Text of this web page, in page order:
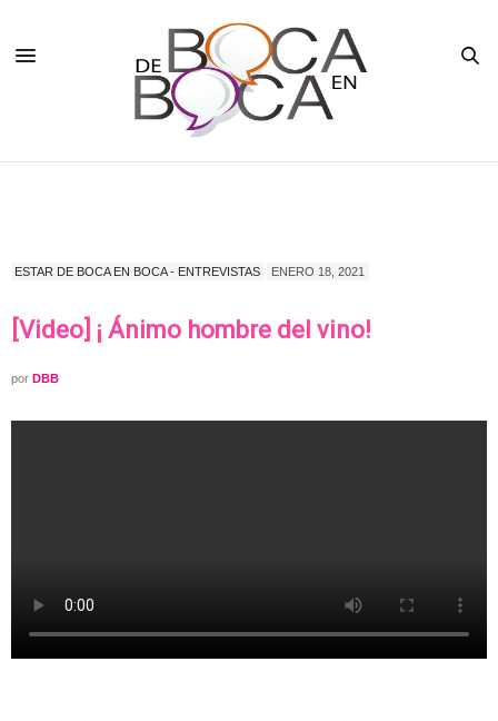
ESTAR DE BOCA EN BOCA - ENTREVISTAS ENERO 18, 2021
[Video] ¡ Ánimo hombre del vino!
por DBB